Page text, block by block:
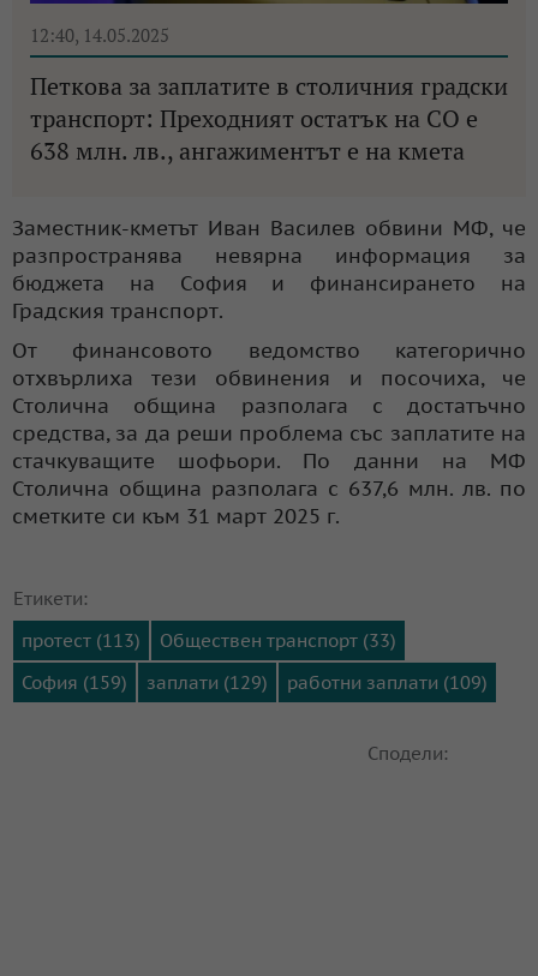
12:40, 14.05.2025
Петкова за заплатите в столичния градски
транспорт: Преходният остатък на СО е
638 млн. лв., ангажиментът е на кмета
Заместник-кметът Иван Василев обвини МФ, че
разпространява невярна информация за
бюджета на София и финансирането на
Градския транспорт.
От финансовото ведомство категорично
отхвърлиха тези обвинения и посочиха, че
Столична община разполага с достатъчно
средства, за да реши проблема със заплатите на
стачкуващите шофьори. По данни на МФ
Столична община разполага с 637,6 млн. лв. по
сметките си към 31 март 2025 г.
Етикети:
протест (113)
Обществен транспорт (33)
София (159)
заплати (129) работни заплати (109)
Сподели: